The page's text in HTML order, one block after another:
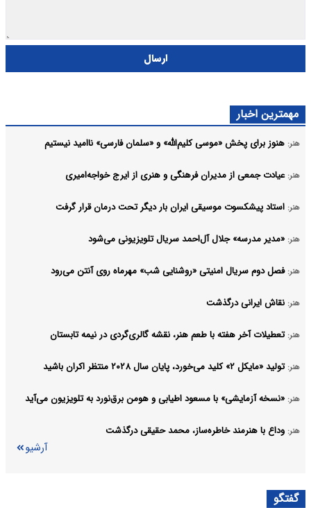
ارسال
مهمترین اخبار
هنر: هنوز برای پخش «موسی کلیم‌الله» و «سلمان فارسی» ناامید نیستیم
هنر: عیادت جمعی از مدیران فرهنگی و هنری از ایرج خواجه‌امیری
هنر: استاد پیشکسوت موسیقی ایران بار دیگر تحت درمان قرار گرفت
هنر: «مدیر مدرسه» جلال آل‌احمد سریال تلویزیونی می‌شود
هنر: فصل دوم سریال امنیتی «روشنایی شب» مهرماه روی آنتن می‌رود
هنر: نقاش ایرانی درگذشت
هنر: تعطیلات آخر هفته با طعم هنر، نقشه گالری‌گردی در نیمه تابستان
هنر: تولید «مایکل ۲» کلید می‌خورد، پایان سال ۲۰۲۸ منتظر اکران باشید
هنر: «نسخه آزمایشی» با مسعود اطیابی و هومن برق‌نورد به تلویزیون می‌آید
هنر: وداع با هنرمند خاطره‌ساز، محمد حقیقی درگذشت
آرشیو
گفتگو